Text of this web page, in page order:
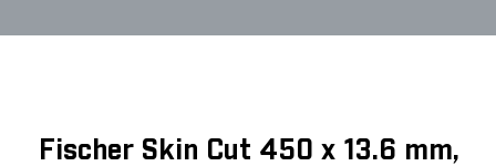
Fischer Skin Cut 450 x 13.6 mm,